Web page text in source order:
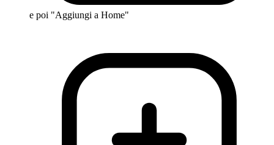
e poi "Aggiungi a Home"